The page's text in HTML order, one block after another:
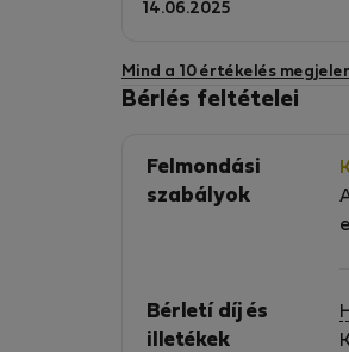
14.06.2025
Mind a 10 értékelés
Bérlés feltételei
Felmondási
szabályok
Bérletí díj és
illetékek